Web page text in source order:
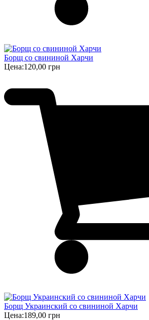
Борщ cо свининой Харчи
Цена:120,00 грн
Борщ Украинский cо свининой Харчи
Цена:189,00 грн